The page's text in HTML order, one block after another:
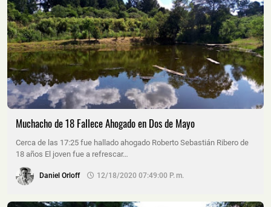
Muchacho de 18 Fallece Ahogado en Dos de Mayo
Cerca de las 17:25 fue hallado ahogado Roberto Sebastián Ribero de
18 años El joven fue a refrescar…
Daniel Orloff 12/18/2020 07:49:00 P. M.